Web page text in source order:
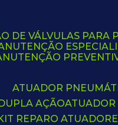
DE VÁLVULAS PARA
ATUADOR
AÇÃO
KIT REPARO